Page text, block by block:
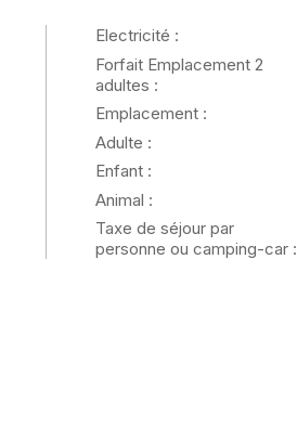
Electricité :
Forfait Emplacement 2
adultes :
Emplacement :
Adulte :
Enfant :
Animal :
Taxe de séjour par
personne ou camping-car :